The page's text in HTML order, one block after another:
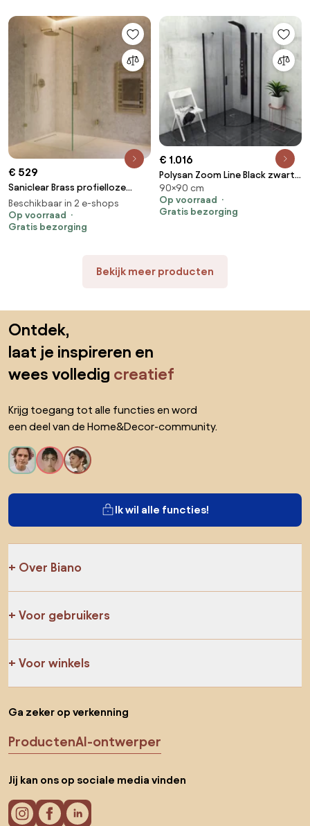
€ 529
Saniclear Brass profielloze
douchecabine 100x70cm met
70cm deur geborsteld messing
Beschikbaar in 2 e-shops
Op voorraad
Gratis bezorging
€ 1.016
Polysan Zoom Line Black zwarte
kwartronde douchecabine
90x90 Rechts
90×90 cm
Op voorraad
Gratis bezorging
Bekijk meer producten
Ontdek,
laat je inspireren en
wees volledig creatief
Krijg toegang tot alle functies en word
een deel van de Home&Decor-community.
Ik wil alle functies!
Over Biano
Voor gebruikers
Voor winkels
Ga zeker op verkenning
ProductenAI-ontwerper
Jij kan ons op sociale media vinden